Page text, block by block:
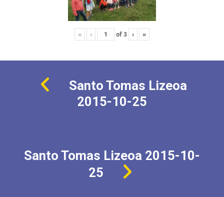
« ‹ of3 › »
Santo Tomas Lizeoa
2015-10-25
Santo Tomas Lizeoa 2015-10-
25